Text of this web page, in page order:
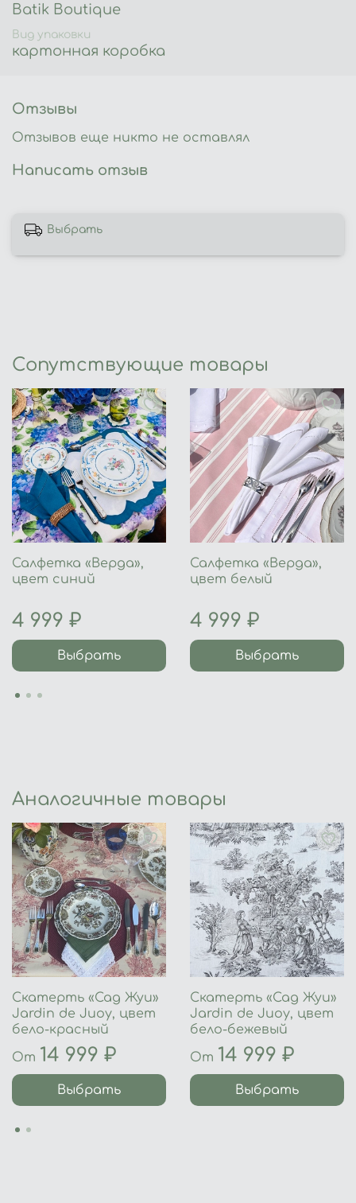
Артикул: 3321-86
Batik Boutique
Вид упаковки
картонная коробка
Отзывы
Отзывов еще никто не оставлял
Написать отзыв
Выбрать
Сопутствующие товары
Салфетка «Верда»,
цвет синий
4 999 ₽
Выбрать
Салфетка «Верда»,
цвет белый
4 999 ₽
Выбрать
Аналогичные товары
Скатерть «Сад Жуи»
Jardin de Juoy, цвет
бело-красный
От 14 999 ₽
Выбрать
Скатерть «Сад Жуи»
Jardin de Juoy, цвет
бело-бежевый
От 14 999 ₽
Выбрать